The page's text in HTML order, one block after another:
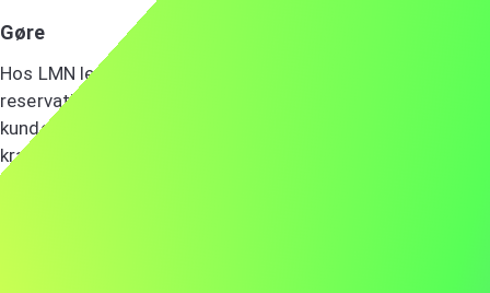
Gøre
Hos LMN ledede jeg et team, der udviklede en ny
reservationsplatform, som forbedrede
kundetilfredsheden med 30%. Dette passer direkte til
kravene for receptioniststillingen hos ABC, hvor jeg kan
anvende min ekspertise i kundeservice til at forbedre